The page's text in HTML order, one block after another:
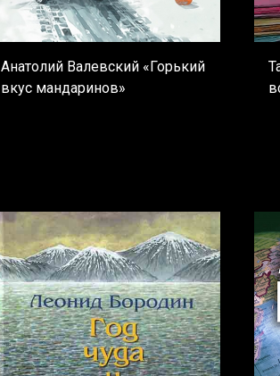
Анатолий Валевский «Горький
вкус мандаринов»